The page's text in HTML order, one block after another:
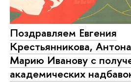
Поздравляем Евгения
Крестьянникова,
Марию Иванову с
академических